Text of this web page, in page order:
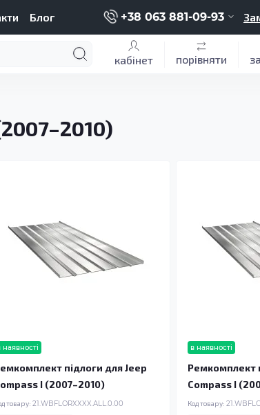
Блог +38 063 881-09-93
кабінет порівняти
наявності
підлоги для Jeep
I (2007–2010)
товару: 21.WBFLORXXXX.ALL.0.00
в наявності
Ремкомплект
Compass I
Код товару: